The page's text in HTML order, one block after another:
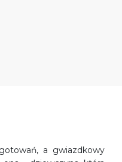
a gwiazdkowy